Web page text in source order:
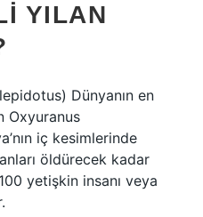
YILAN
Dünyanın en
Oxyuranus
iç kesimlerinde
öldürecek kadar
yetişkin insanı veya